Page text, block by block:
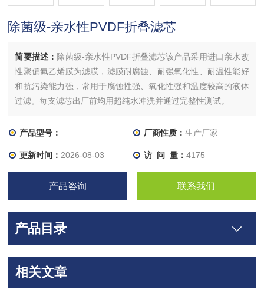
除菌级-亲水性PVDF折叠滤芯
简要描述： 除菌级-亲水性PVDF折叠滤芯该产品采用进口亲水改
性聚偏氟乙烯膜为滤膜，滤膜耐腐蚀、耐强氧化性、耐温性能好
和抗污染能力强，常用于腐蚀性强、氧化性强和温度较高的液体
过滤。每支滤芯出厂前均用超纯水冲洗并通过完整性测试。
产品型号： 厂商性质： 生产厂家
更新时间： 2026-08-03 访 问 量： 4175
产品咨询 联系我们
产品目录
相关文章